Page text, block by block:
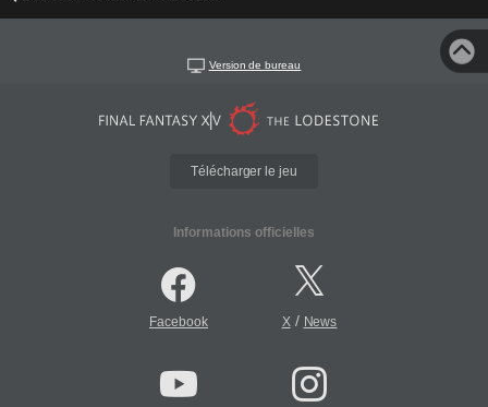
Version de bureau
Télécharger le jeu
Informations officielles
Facebook X/ News